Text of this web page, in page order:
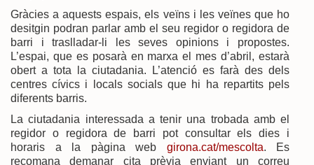
Gràcies a aquests espais, els veïns i les veïnes que ho
desitgin podran parlar amb el seu regidor o regidora de
barri i traslladar-li les seves opinions i propostes.
L’espai, que es posarà en marxa el mes d’abril, estarà
obert a tota la ciutadania. L’atenció es farà des dels
centres cívics i locals socials que hi ha repartits pels
diferents barris.
La ciutadania interessada a tenir una trobada amb el
regidor o regidora de barri pot consultar els dies i
horaris a la pàgina web girona.cat/mescolta. Es
recomana demanar cita prèvia enviant un correu